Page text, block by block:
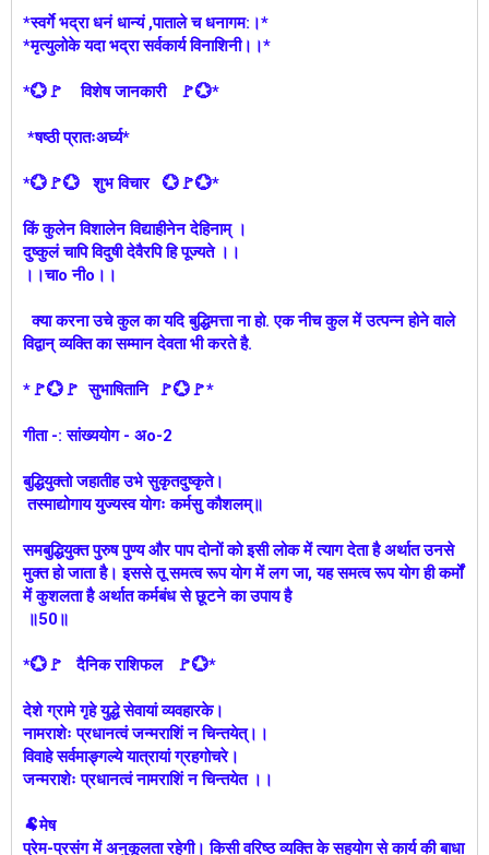
*स्वर्गे भद्रा धनं धान्यं ,पाताले च धनागम:।*
*मृत्युलोके यदा भद्रा सर्वकार्य विनाशिनी।।*
*💮🚩 विशेष जानकारी 🚩💮*
*षष्ठी प्रातःअर्घ्य*
*💮🚩💮 शुभ विचार 💮🚩💮*
किं कुलेन विशालेन विद्याहीनेन देहिनाम् ।
दुष्कुलं चापि विदुषी देवैरपि हि पूज्यते ।।
।।चाo नीo।।
क्या करना उचे कुल का यदि बुद्धिमत्ता ना हो. एक नीच कुल में उत्पन्न होने वाले
विद्वान् व्यक्ति का सम्मान देवता भी करते है.
*🚩💮🚩 सुभाषितानि 🚩💮🚩*
गीता -: सांख्ययोग - अo-2
बुद्धियुक्तो जहातीह उभे सुकृतदुष्कृते।
तस्माद्योगाय युज्यस्व योगः कर्मसु कौशलम्‌॥
समबुद्धियुक्त पुरुष पुण्य और पाप दोनों को इसी लोक में त्याग देता है अर्थात उनसे
मुक्त हो जाता है। इससे तू समत्व रूप योग में लग जा, यह समत्व रूप योग ही कर्मों
में कुशलता है अर्थात कर्मबंध से छूटने का उपाय है
॥50॥
*💮🚩 दैनिक राशिफल 🚩💮*
देशे ग्रामे गृहे युद्धे सेवायां व्यवहारके।
नामराशेः प्रधानत्वं जन्मराशिं न चिन्तयेत्।।
विवाहे सर्वमाङ्गल्ये यात्रायां ग्रहगोचरे।
जन्मराशेः प्रधानत्वं नामराशिं न चिन्तयेत ।।
🐏मेष
प्रेम-प्रसंग में अनुकूलता रहेगी। किसी वरिष्ठ व्यक्ति के सहयोग से कार्य की बाधा